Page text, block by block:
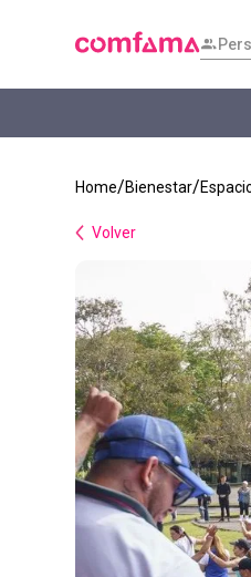
Bienestar
Volver